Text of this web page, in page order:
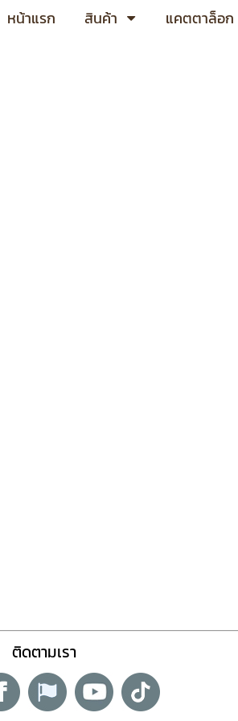
หน้าแรก สินค้า แคตตาล็อก
ติดตามเรา